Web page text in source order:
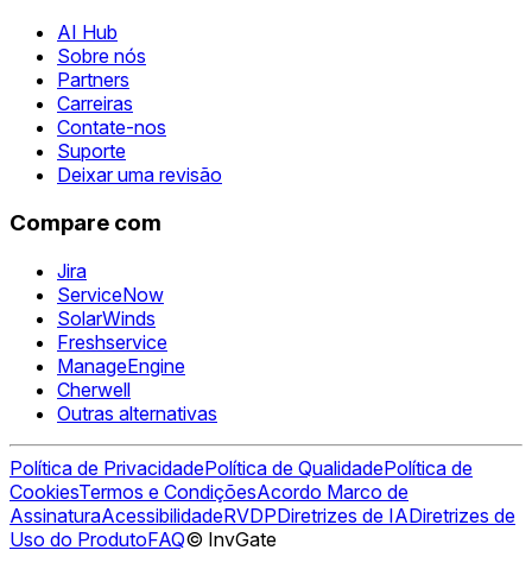
AI Hub
Sobre nós
Partners
Carreiras
Contate-nos
Suporte
Deixar uma revisão
Compare com
Jira
ServiceNow
SolarWinds
Freshservice
ManageEngine
Cherwell
Outras alternativas
Política de PrivacidadePolítica de QualidadePolítica de
CookiesTermos e CondiçõesAcordo Marco de
AssinaturaAcessibilidadeRVDPDiretrizes de IADiretrizes de
Uso do ProdutoFAQ© InvGate